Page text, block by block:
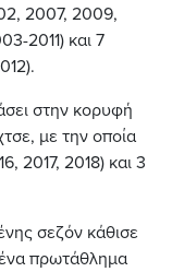
2007, 2009,
2011) και 7
στην κορυφή
με την οποία
2017, 2018) και 3
σεζόν κάθισε
ένα πρωτάθλημα